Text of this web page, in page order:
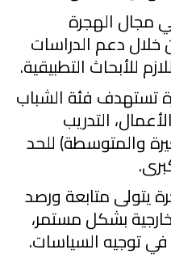
مجال الهجرة
خلال دعم الدراسات
للأبحاث التطبيقية.
تستهدف فئة الشباب
التدريب
والمتوسطة) للحد
يتولى متابعة ورصد
بشكل مستمر،
في توجيه السياسات.